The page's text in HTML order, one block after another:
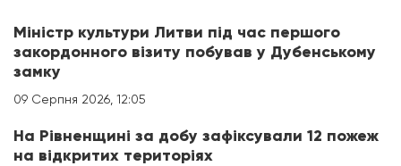
Міністр культури Литви під час першого
закордонного візиту побував у Дубенському
замку
09 Серпня 2026, 12:05
На Рівненщині за добу зафіксували 12 пожеж
на відкритих територіях